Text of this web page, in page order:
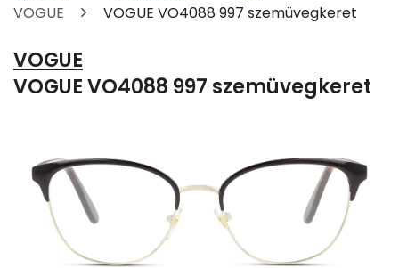
VOGUE
VOGUE VO4088 997 szemüvegkeret
VOGUE
VOGUE VO4088 997 szemüvegkeret